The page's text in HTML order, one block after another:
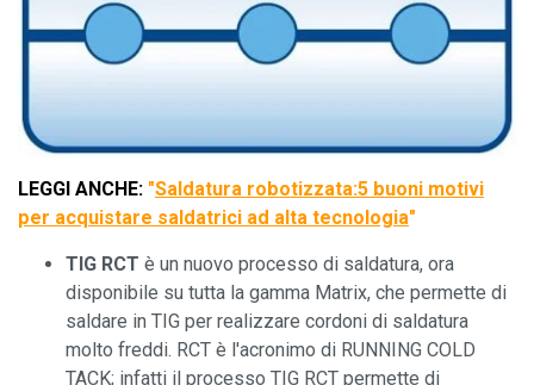
LEGGI ANCHE: "Saldatura robotizzata:5 buoni motivi
per acquistare saldatrici ad alta tecnologia"
TIG RCT è un nuovo processo di saldatura, ora
disponibile su tutta la gamma Matrix, che permette di
saldare in TIG per realizzare cordoni di saldatura
molto freddi. RCT è l'acronimo di RUNNING COLD
TACK; infatti il processo TIG RCT permette di